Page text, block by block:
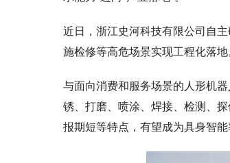
近日，浙江史河科技有限公司自
施检修等高危场景实现工程化落
与面向消费和服务场景的人形机
锈、打磨、喷涂、焊接、检测、
报期短等特点，有望成为具身智能